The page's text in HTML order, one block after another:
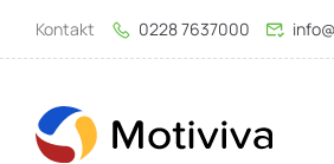
Kontakt 0228 7637000